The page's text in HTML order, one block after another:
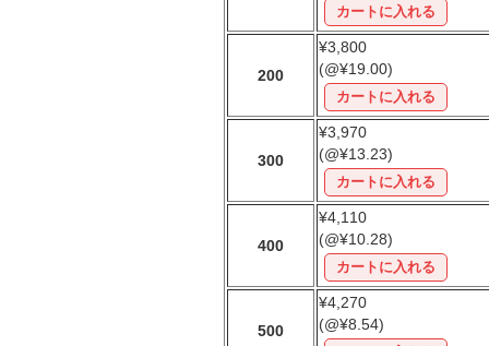
200
¥3,800
(@¥19.00)
300
¥3,970
(@¥13.23)
400
¥4,110
(@¥10.28)
500
¥4,270
(@¥8.54)